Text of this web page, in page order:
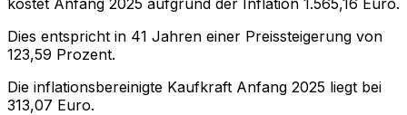
Dies entspricht in 41 Jahren einer Preissteigerung von
123,59 Prozent.
Die inflationsbereinigte Kaufkraft Anfang 2025 liegt bei
313,07 Euro.